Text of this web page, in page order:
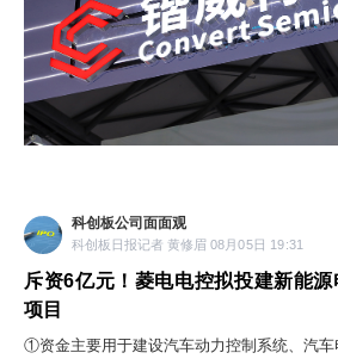
科创板公司面面观
科创板日报记者 黄修眉 08月05日 19:31
斥资6亿元！菱电电控拟投建新能
项目
①资金主要用于建设汽车动力控制系统、汽